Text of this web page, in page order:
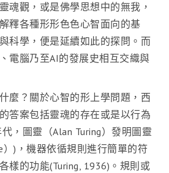
魂觀，或是佛學思想中的無我，
釋各種形形色色心智面向的基
科學，便是延續如此的探問。而
電腦乃至AI的發展史相互交織與
麼？關於心智的形上學問題，西
答案包括靈魂的存在或是以行為
，圖靈（Alan Turing）發明圖靈
）)，機器依循規則進行簡單的符
樣的功能(Turing, 1936)。規則或